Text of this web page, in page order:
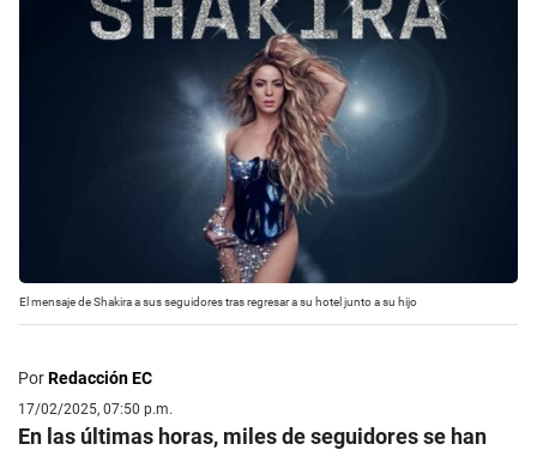
El mensaje de Shakira a sus seguidores tras regresar a su hotel junto a su hijo
PorRedacción EC
17/02/2025, 07:50 p.m.
En las últimas horas, miles de seguidores se han